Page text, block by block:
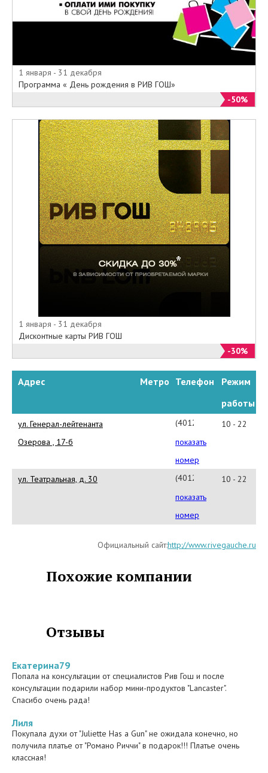
1 января - 31 декабря
Программа « День рождения в РИВ ГОШ»
-50%
1 января - 31 декабря
Дисконтные карты РИВ ГОШ
-30%
Адрес Метро Телефон
Режим
работы
ул. Генерал-лейтенанта
Озерова , 17-б
(4012)311-
443
показать
номер
10 - 22
ул. Театральная, д. 30
(4012)
61-
6319
показать
номер
10 - 22
Официальный сайт:http://www.rivegauche.ru
Похожие компании
Отзывы
Екатерина79
Попала на консультации от специалистов Рив Гош и после
консультации подарили набор мини-продуктов "Lancaster".
Спасибо очень рада!
Лиля
Покупала духи от "Juliette Has a Gun" не ожидала конечно, но
получила платье от "Романо Риччи" в подарок!!! Платье очень
классная!